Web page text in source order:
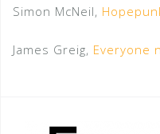
Simon McNeil,
James Greig, Everyone